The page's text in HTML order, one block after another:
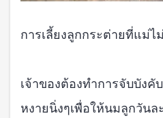
การเลี้ยงลูกกระต่ายที่แม่ไ
เจ้าของต้องทำการจับบัง
หงายนิ่งๆเพื่อให้นมลูกวันล